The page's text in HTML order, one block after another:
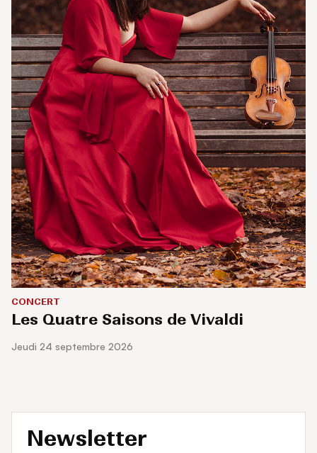
CONCERT
Les Quatre Saisons de Vivaldi
jeudi 24 septembre 2026
Newsletter